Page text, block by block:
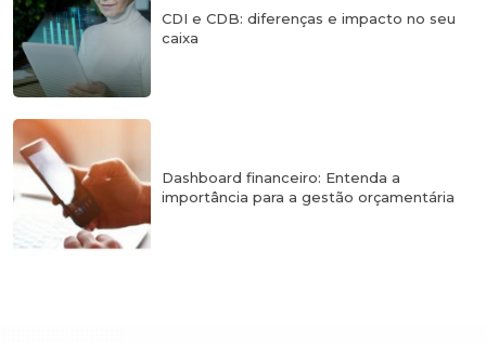
CDI e CDB: diferenças e impacto no seu
caixa
Dashboard financeiro: Entenda a
importância para a gestão orçamentária